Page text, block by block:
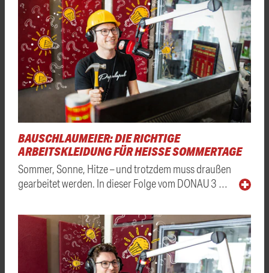
BAUSCHLAUMEIER: DIE RICHTIGE
ARBEITSKLEIDUNG FÜR HEISSE SOMMERTAGE
Sommer, Sonne, Hitze – und trotzdem muss draußen
gearbeitet werden. In dieser Folge vom DONAU 3 …